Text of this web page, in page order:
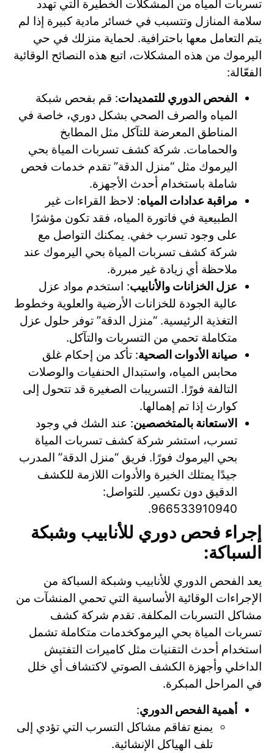
تسربات المياه من المشكلات الخطيرة التي تهدد
سلامة المنازل وتتسبب في خسائر مادية كبيرة إذا لم
يتم التعامل معها باحترافية. لحماية منزلك في حي
اليرموك من هذه المشكلات، اتبع هذه النصائح الوقائية
الفعّالة:
الفحص الدوري للتمديدات: قم بفحص شبكة
المياه والصرف الصحي بشكل دوري، خاصة في
المناطق المعرضة للتآكل مثل المطابخ
والحمامات. شركة كشف تسربات المياة بحي
اليرموك مثل “منزل الدقة” تقدم خدمات فحص
شاملة باستخدام أحدث الأجهزة.
مراقبة عدادات المياه: لاحظ القراءات غير
الطبيعية في فاتورة المياه، فقد تكون مؤشرًا
على وجود تسرب خفي. يمكنك التواصل مع
شركة كشف تسربات المياة بحي اليرموك عند
ملاحظة أي زيادة غير مبررة.
عزل الخزانات والأنابيب: استخدم مواد عزل
عالية الجودة للخزانات الأرضية والعلوية وخطوط
التغذية الرئيسية. “منزل الدقة” توفر حلول عزل
متكاملة تحمي من التسربات والتآكل.
صيانة الأدوات الصحية: تأكد من إحكام غلق
محابس المياه، واستبدال الحنفيات والوصلات
التالفة فورًا. التسريبات الصغيرة قد تتحول إلى
كوارث إذا تم إهمالها.
الاستعانة بالمتخصصين: عند الشك في وجود
تسرب، استشر شركة كشف تسربات المياة
بحي اليرموك فورًا. فريق “منزل الدقة” المدرب
جيدًا يمتلك الخبرة والأدوات اللازمة للكشف
الدقيق دون تكسير. للتواصل:
966533910940.
إجراء فحص دوري للأنابيب وشبكة
السباكة:
يعد الفحص الدوري للأنابيب وشبكة السباكة من
الإجراءات الوقائية الأساسية التي تحمي المنشآت من
مشاكل التسربات المكلفة. تقدم شركة كشف
تسربات المياة بحي اليرموكخدمات متكاملة تشمل
استخدام أحدث التقنيات مثل كاميرات التفتيش
الداخلي وأجهزة الكشف الصوتي لاكتشاف أي خلل
في المراحل المبكرة.
أهمية الفحص الدوري:
يمنع تفاقم مشاكل التسرب التي تؤدي إلى
تلف الهياكل الإنشائية.